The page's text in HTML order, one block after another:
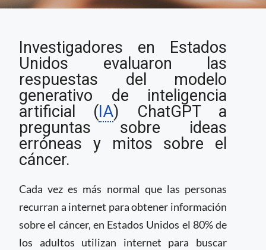
precisión de ChatGPT
ante preguntas y
mitos sobre el cáncer
￼
Investigadores en Estados
Unidos evaluaron las
respuestas del modelo
generativo de inteligencia
artificial (IA) ChatGPT a
preguntas sobre ideas
erróneas y mitos sobre el
cáncer.
Cada vez es más normal que las personas
recurran a internet para obtener información
sobre el cáncer, en Estados Unidos el 80% de
los adultos utilizan internet para buscar